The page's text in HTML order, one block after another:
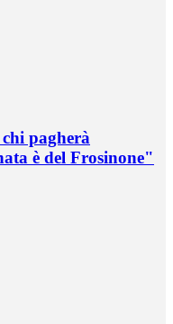
pagherà
è del Frosinone"